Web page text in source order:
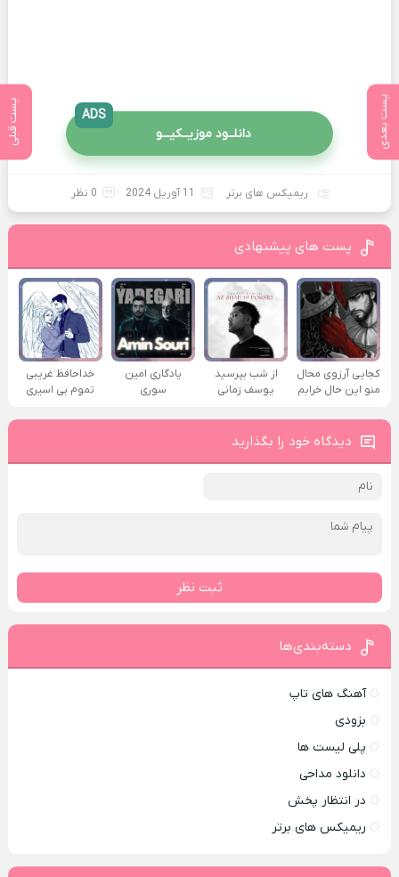
پست بعدی پست قبلی دانلــود موزیــکیـــو
ADS
ریمیکس های برتر 11 آوریل 2024 0 نظر
پست های پیشنهادی
کجایی آرزوی محال
منو این حال خرابم
از شب بپرسید
یوسف زمانی
یادگاری امین
سوری
خداحافظ غریبی
تموم بی اسیری
دیدگاه خود را بگذارید
ثبت نظر
دسته‌بندی‌ها
آهنگ های تاپ
بزودی
پلی لیست ها
دانلود مداحی
در انتظار پخش
ریمیکس های برتر